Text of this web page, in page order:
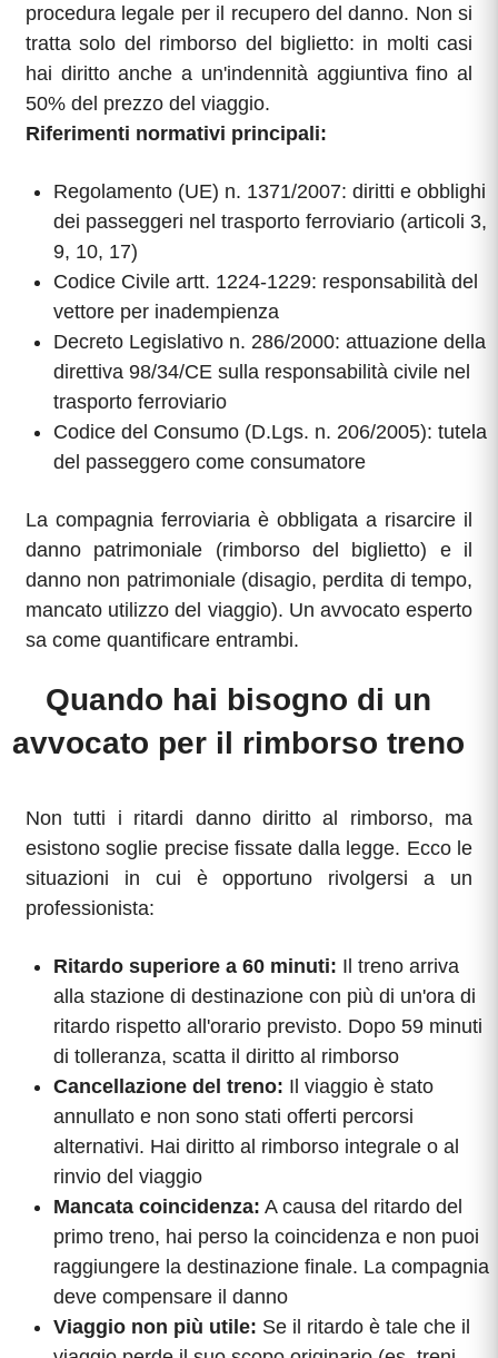
procedura legale per il recupero del danno. Non si
tratta solo del rimborso del biglietto: in molti casi
hai diritto anche a un'indennità aggiuntiva fino al
50% del prezzo del viaggio.
Riferimenti normativi principali:
Regolamento (UE) n. 1371/2007: diritti e obblighi
dei passeggeri nel trasporto ferroviario (articoli 3,
9, 10, 17)
Codice Civile artt. 1224-1229: responsabilità del
vettore per inadempienza
Decreto Legislativo n. 286/2000: attuazione della
direttiva 98/34/CE sulla responsabilità civile nel
trasporto ferroviario
Codice del Consumo (D.Lgs. n. 206/2005): tutela
del passeggero come consumatore
La compagnia ferroviaria è obbligata a risarcire il
danno patrimoniale (rimborso del biglietto) e il
danno non patrimoniale (disagio, perdita di tempo,
mancato utilizzo del viaggio). Un avvocato esperto
sa come quantificare entrambi.
Quando hai bisogno di un
avvocato per il rimborso treno
Non tutti i ritardi danno diritto al rimborso, ma
esistono soglie precise fissate dalla legge. Ecco le
situazioni in cui è opportuno rivolgersi a un
professionista:
Ritardo superiore a 60 minuti: Il treno arriva
alla stazione di destinazione con più di un'ora di
ritardo rispetto all'orario previsto. Dopo 59 minuti
di tolleranza, scatta il diritto al rimborso
Cancellazione del treno: Il viaggio è stato
annullato e non sono stati offerti percorsi
alternativi. Hai diritto al rimborso integrale o al
rinvio del viaggio
Mancata coincidenza: A causa del ritardo del
primo treno, hai perso la coincidenza e non puoi
raggiungere la destinazione finale. La compagnia
deve compensare il danno
Viaggio non più utile: Se il ritardo è tale che il